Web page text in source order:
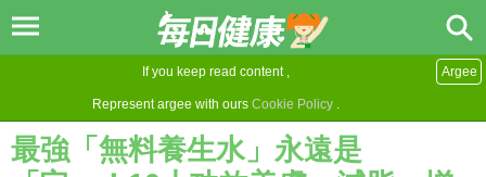
If you keep read content ,
Represent argee with ours Cookie Policy .
Argee
最強「無料養生水」永遠是